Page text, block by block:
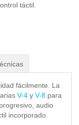
táctil.
fácilmente. La
V-4 y V-8 para
audio
incorporado.